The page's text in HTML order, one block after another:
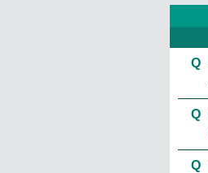
Q
Q
Q